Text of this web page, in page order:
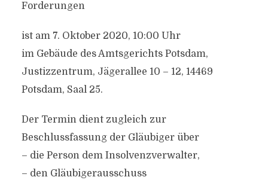
Forderungen
ist am 7. Oktober 2020, 10:00 Uhr
im Gebäude des Amtsgerichts Potsdam,
Justizzentrum, Jägerallee 10 – 12, 14469
Potsdam, Saal 25.
Der Termin dient zugleich zur
Beschlussfassung der Gläubiger über
– die Person dem Insolvenzverwalter,
– den Gläubigerausschuss